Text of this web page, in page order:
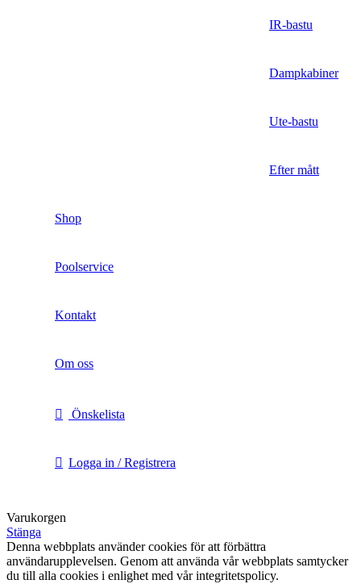
IR-bastu
Dampkabiner
Ute-bastu
Efter mått
Shop
Poolservice
Kontakt
Om oss
Önskelista
Logga in / Registrera
Varukorgen
Stänga
Denna webbplats använder cookies för att förbättra
användarupplevelsen. Genom att använda vår webbplats samtycker
du till alla cookies i enlighet med vår integritetspolicy.